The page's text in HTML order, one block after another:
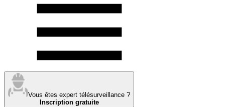
Vous êtes expert télésurveillance ?
Inscription gratuite